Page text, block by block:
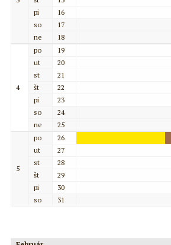
pi
16
so
17
ne
18
4
po
19
ut
20
st
21
št
22
pi
23
so
24
ne
25
5
po
26
ut
27
st
28
št
29
pi
30
so
31